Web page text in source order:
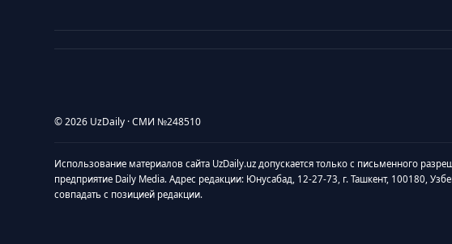
© 2026 UzDaily · СМИ №248510
Использование материалов сайта UzDaily.uz допускается только с письменного
предприятие Daily Media. Адрес редакции: Юнусабад, 12-27-73, г. Ташкент, 100180,
совпадать с позицией редакции.